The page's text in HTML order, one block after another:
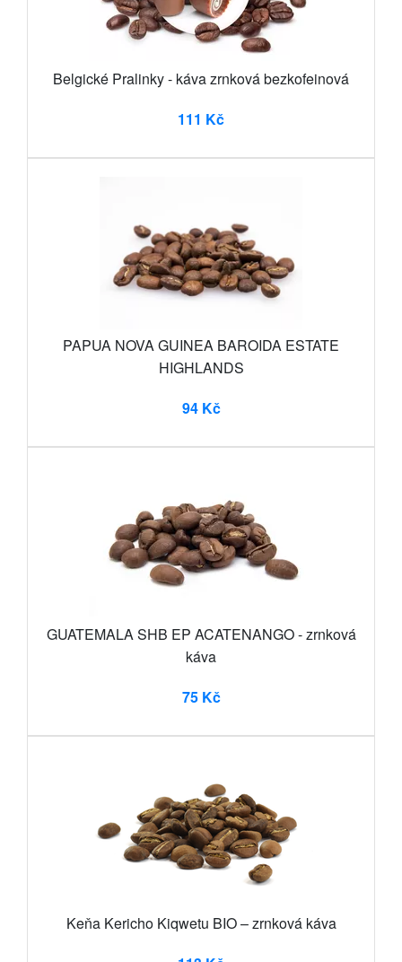
Belgické Pralinky - káva zrnková bezkofeinová
111 Kč
PAPUA NOVA GUINEA BAROIDA ESTATE
HIGHLANDS
94 Kč
GUATEMALA SHB EP ACATENANGO - zrnková
káva
75 Kč
Keňa Kericho Kiqwetu BIO – zrnková káva